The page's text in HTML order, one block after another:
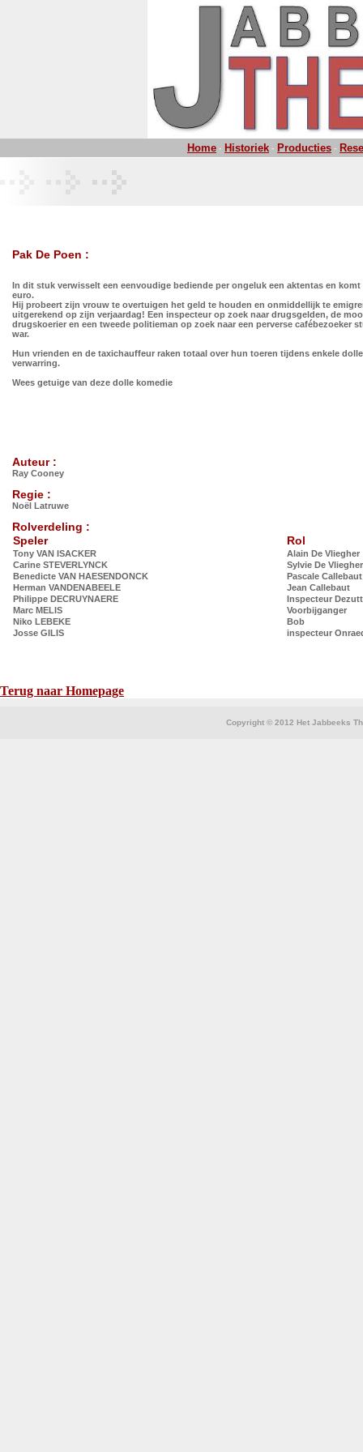
Home - Historiek - Producties -
Pak De Poen :
In dit stuk verwisselt een eenvoudige bediende per ongeluk een aktentas en
euro.
Hij probeert zijn vrouw te overtuigen het geld te houden en onmiddellijk te
uitgerekend op zijn verjaardag! Een inspecteur op zoek naar drugsgelden, de
drugskoerier en een tweede politieman op zoek naar een perverse cafébezoeker
war.
Hun vrienden en de taxichauffeur raken totaal over hun toeren tijdens enkele
verwarring.
Wees getuige van deze dolle komedie
Auteur :
Ray Cooney
Regie :
Noël Latruwe
Rolverdeling :
Speler
Rol
Tony VAN ISACKER
Alain De Vliegher
Carine STEVERLYNCK
Sylvie De Vliegher
Benedicte VAN HAESENDONCK
Pascale Callebaut
Herman VANDENABEELE
Jean Callebaut
Philippe DECRUYNAERE
Inspecteur
Marc MELIS
Voorbijganger
Niko LEBEKE
Bob
Josse GILIS
inspecteur
Terug naar Homepage
Copyright © 2012 Het Jabbeeks